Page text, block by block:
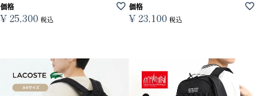
価格
¥25,300 税込
価格
¥23,100 税込